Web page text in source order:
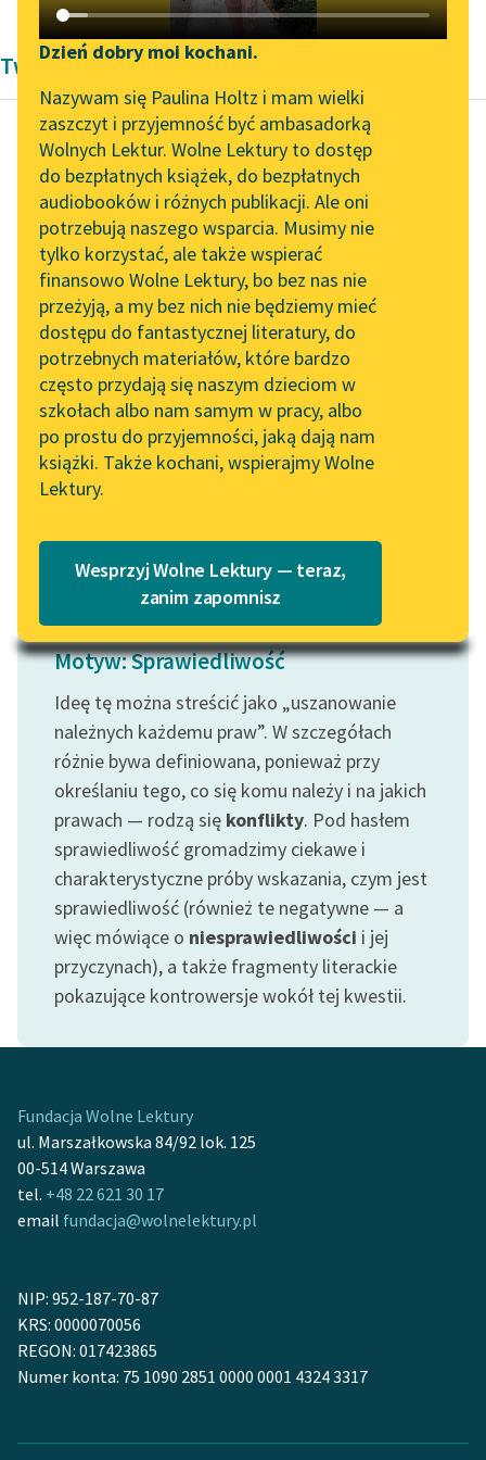
Katalog DAISY
Podkasty o książkach
Zgłoś brak utworu
Aktualności
Zapraszamy na spotkanie
online z tłumaczkami
literatury skandynawskiej
Spotkanie z Katarzyną
Tunkiel w Oslo
Wolne Lektury na 32.
Pol’and’Rock Festivalu
„Kochanek Lady
Chatterley” do słuchania
na Wolnych Lekturach
Nowy audiobook –
„Marzenie o Oriencie”
Lektury szkolne i klasyka
literatury do słuchania dla
uczennic i uczniów z
niepełnosprawnościami
E-kolekcja lektur
szkolnych i literatury do
słuchania dla uczennic i
uczniów z
niepełnosprawnościami
Feministyczne inspiracje.
Popularyzacja
skandynawskiej literatury
feministycznej
Ręce pełne poezji
twórców przechodzących
do domeny publicznej,
lektur szkolnych oraz
Starego Testamentu
Odkurzamy bohaterów
Lektur
Narzędzia
Mapa Wolnych Lektur
Leśmianator
Przewodnik dla piszących i
czytających
API
OAI-PMH
Widget Wolnych Lektur
Przypisy
Katalog w formacie PDF
O nas
Dzień dobry moi kochani.
Nazywam się Paulina Holtz i mam wielki
zaszczyt i przyjemność być ambasadorką
Wolnych Lektur. Wolne Lektury to dostęp
do bezpłatnych książek, do bezpłatnych
audiobooków i różnych publikacji. Ale oni
potrzebują naszego wsparcia. Musimy nie
tylko korzystać, ale także wspierać
finansowo Wolne Lektury, bo bez nas nie
przeżyją, a my bez nich nie będziemy mieć
dostępu do fantastycznej literatury, do
potrzebnych materiałów, które bardzo
często przydają się naszym dzieciom w
szkołach albo nam samym w pracy, albo
po prostu do przyjemności, jaką dają nam
książki. Także kochani, wspierajmy Wolne
Lektury.
Wesprzyj Wolne Lektury — teraz,
zanim zapomnisz
Twórczość Michał Dymitr Krajewski
Michał Dymitr Krajewski
Woyciech
Zdarzyński, życie i
przypadki swoje
opisuiący
Byłem iuż blisko domu,
gdym usłyszał wielką
wrzawę ludzi kłócących
się z sobą. Rzuciłem
okiem...
Motyw: Sprawiedliwość
Ideę tę można streścić jako „uszanowanie
należnych każdemu praw”. W szczegółach
różnie bywa definiowana, ponieważ przy
określaniu tego, co się komu należy i na jakich
prawach — rodzą się konflikty. Pod hasłem
sprawiedliwość gromadzimy ciekawe i
charakterystyczne próby wskazania, czym jest
sprawiedliwość (również te negatywne — a
więc mówiące o niesprawiedliwości i jej
przyczynach), a także fragmenty literackie
pokazujące kontrowersje wokół tej kwestii.
Fundacja Wolne Lektury
ul. Marszałkowska 84/92 lok. 125
00-514 Warszawa
tel. +48 22 621 30 17
email fundacja@wolnelektury.pl
NIP: 952-187-70-87
KRS: 0000070056
REGON: 017423865
Numer konta: 75 1090 2851 0000 0001 4324 3317